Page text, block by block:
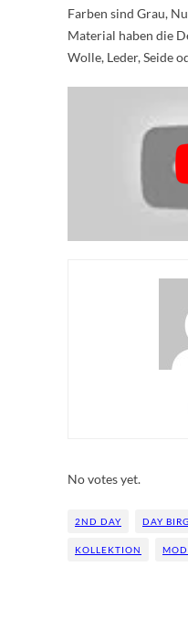
Farben sind Grau,
Material haben die
Wolle, Leder, Seide
No votes yet.
2ND DAY DAY
KOLLEKTION